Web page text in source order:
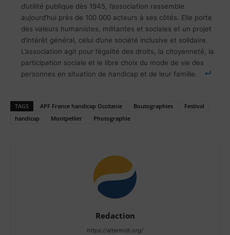
d’utilité publique dès 1945, l’association rassemble
aujourd’hui près de 100 000 acteurs à ses côtés. Elle porte
des valeurs humanistes, militantes et sociales et un projet
d’intérêt général, celui d’une société inclusive et solidaire.
L’association agit pour l’égalité des droits, la citoyenneté, la
participation sociale et le libre choix du mode de vie des
personnes en situation de handicap et de leur famille.
TAGS APF France handicap Occitanie Boutographies
Festival
handicap
Montpellier Photographie
Redaction
https://altermidi.org/